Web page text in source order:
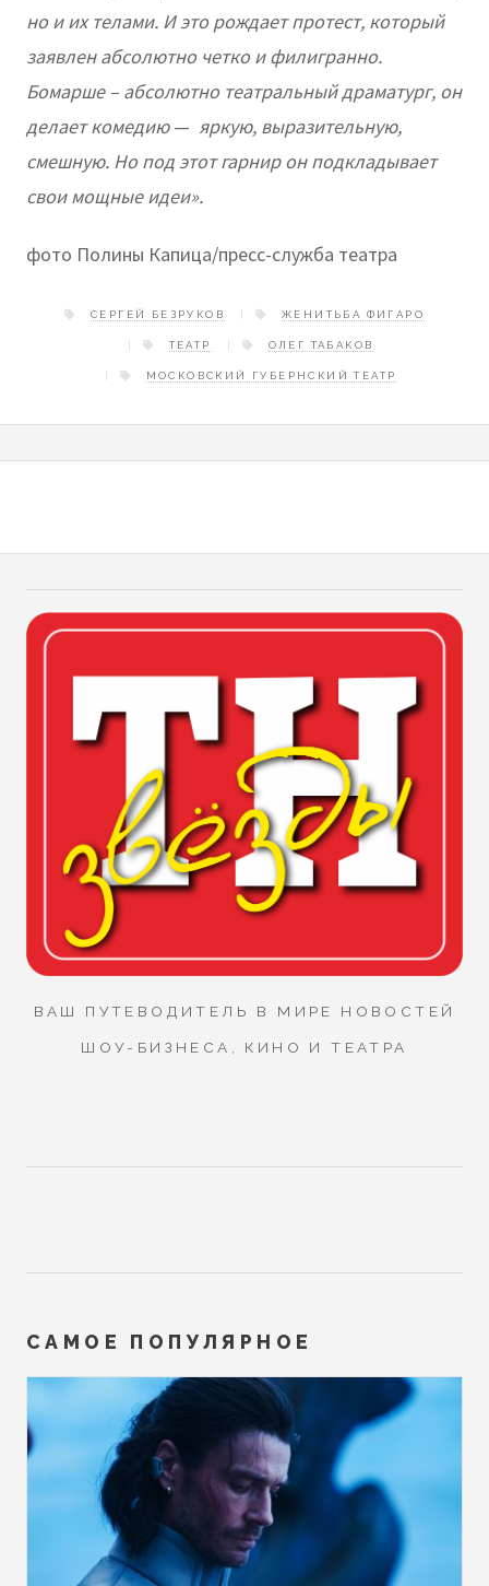
но и их телами. И это рождает протест, который
заявлен абсолютно четко и филигранно.
Бомарше – абсолютно театральный драматург, он
делает комедию— яркую, выразительную,
смешную. Но под этот гарнир он подкладывает
свои мощные идеи».
фото Полины Капица/пресс-служба театра
СЕРГЕЙ БЕЗРУКОВ ЖЕНИТЬБА ФИГАРО
ТЕАТР ОЛЕГ ТАБАКОВ
МОСКОВСКИЙ ГУБЕРНСКИЙ ТЕАТР
ВАШ ПУТЕВОДИТЕЛЬ В МИРЕ НОВОСТЕЙ
ШОУ-БИЗНЕСА, КИНО И ТЕАТРА
САМОЕ ПОПУЛЯРНОЕ